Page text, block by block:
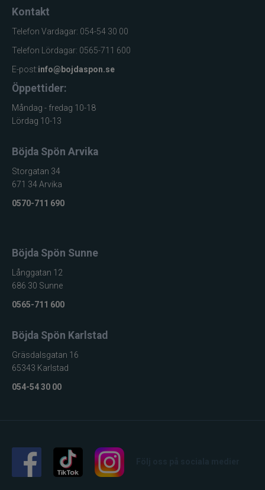
Kontakt
Telefon Vardagar: 054-54 30 00
Telefon Lördagar: 0565-711 600
E-post:info@bojdaspon.se
Öppettider:
Måndag - fredag 10-18
Lördag 10-13
Böjda Spön Arvika
Storgatan 34
671 34 Arvika
0570-711 690
Böjda Spön Sunne
Långgatan 12
686 30 Sunne
0565-711 600
Böjda Spön Karlstad
Gräsdalsgatan 16
65343 Karlstad
054-54 30 00